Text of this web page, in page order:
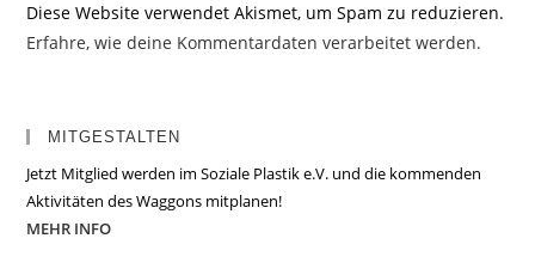
Diese Website verwendet Akismet, um Spam zu reduzieren.
Erfahre, wie deine Kommentardaten verarbeitet werden.
MITGESTALTEN
Jetzt Mitglied werden im Soziale Plastik e.V. und die kommenden
Aktivitäten des Waggons mitplanen!
MEHR INFO